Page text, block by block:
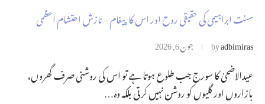
سنت ابراہیمی کی حقیقی روح اور اس کا پیغام – نازش احتشام اعظمی
byadbimiras جون 6, 2026
عیدالاضحیٰ کا سورج جب طلوع ہوتا ہے تو اس کی روشنی صرف گھروں،
بازاروں اور گلیوں کو روشن نہیں کرتی بلکہ وہ…